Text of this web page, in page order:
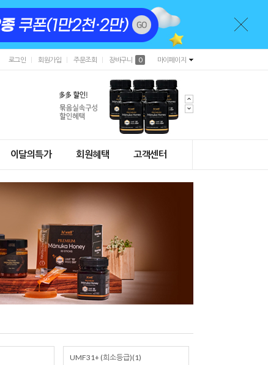
로그인 회원가입 주문조회 장바구니 0 마이페이지
이달의특가 회원혜택 고객센터
UMF31+ (희소등급)(1)